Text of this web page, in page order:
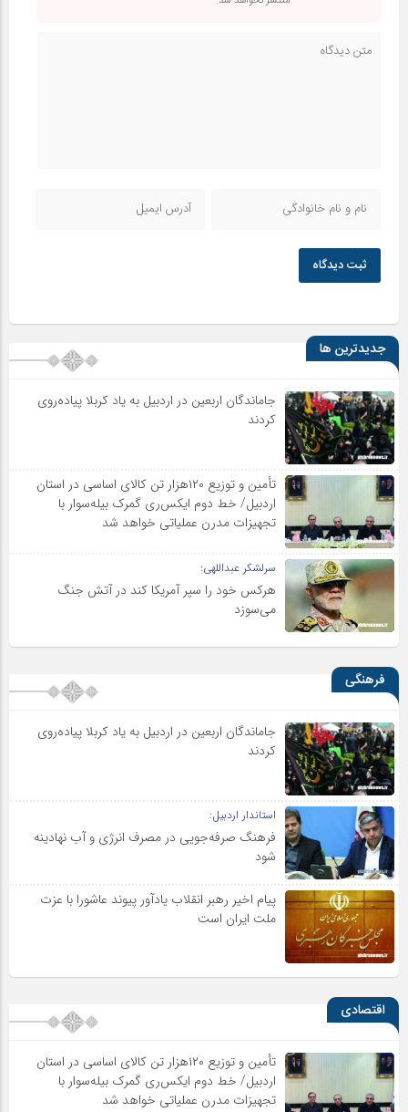
ثبت دیدگاه
جدیدترین ها
جاماندگان اربعین در اردبیل به یاد کربلا پیاده‌روی
کردند
تأمین و توزیع ۱۲۰هزار تن کالای اساسی در استان
اردبیل/ خط دوم ایکس‌ری گمرک بیله‌سوار با
تجهیزات مدرن عملیاتی خواهد شد
سرلشکر عبداللهی:
هرکس خود را سپر آمریکا کند در آتش جنگ
می‌سوزد
فرهنگی
جاماندگان اربعین در اردبیل به یاد کربلا پیاده‌روی
کردند
استاندار اردبیل:
فرهنگ صرفه‌جویی در مصرف انرژی و آب نهادینه
شود
پیام اخیر رهبر انقلاب یادآور پیوند عاشورا با عزت
ملت ایران است
اقتصادی
تأمین و توزیع ۱۲۰هزار تن کالای اساسی در استان
اردبیل/ خط دوم ایکس‌ری گمرک بیله‌سوار با
تجهیزات مدرن عملیاتی خواهد شد